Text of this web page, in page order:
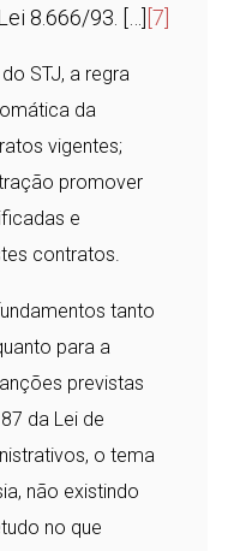
8.666/93. […]
[7]
STJ, a regra
da
vigentes;
promover
e
contratos.
tanto
para a
previstas
da Lei de
o tema
não existindo
no que